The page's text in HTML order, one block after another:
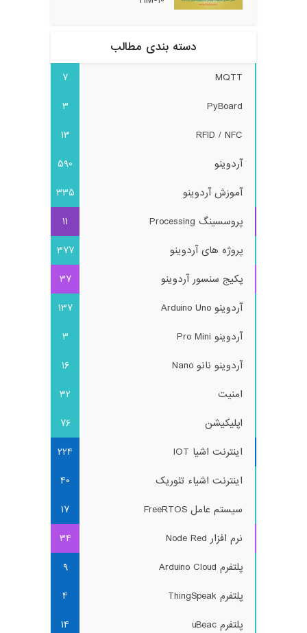
دسته بندی مطالب
MQTT
7
PyBoard
3
RFID / NFC
13
آردوینو
590
آموزش آردوینو
335
پروسسینگ Processing
11
پروژه های آردوینو
377
پکیج سنسور آردوینو
37
آردوینو Arduino Uno
137
آردوینو Pro Mini
3
آردوینو نانو Nano
16
امنیت
32
اپلیکیشن
76
اینترنت اشیا IOT
224
اینترنت اشیاء تئوریک
40
سیستم عامل FreeRTOS
17
نرم افزار Node Red
34
پلتفرم Arduino Cloud
9
پلتفرم ThingSpeak
4
پلتفرم uBeac
14